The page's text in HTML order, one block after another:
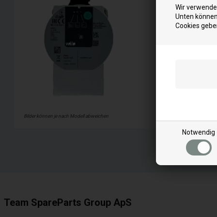
Wir
Unten
Cookies
Notwendig
Bilder können je nach Modell abweichen
Team SpareParts Group ApS